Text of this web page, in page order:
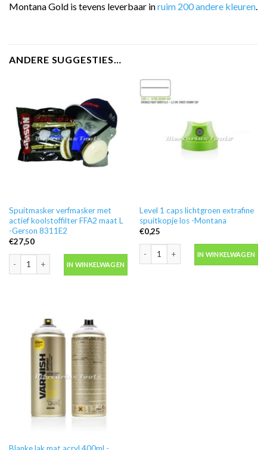
Montana Gold is tevens leverbaar inruim 200 andere kleuren.
ANDERE SUGGESTIES…
Spuitmasker verfmasker met
actief koolstoffilter FFA2 maat L
-Gerson 8311E2
€27,50
Spuitmasker verfmasker met actief koolstoffilter FFA2 maat L -Gerson
IN WINKELWAGEN
Level 1 caps lichtgroen extrafine
spuitkopje los -Montana
€0,25
Level 1 caps lichtgroen extrafine
IN WINKELWAGEN